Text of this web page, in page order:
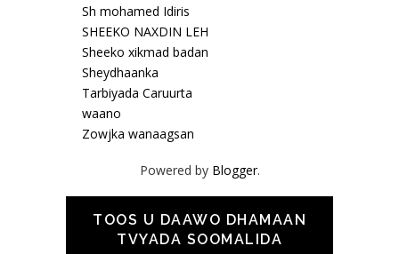
Sh mohamed Idiris
SHEEKO NAXDIN LEH
Sheeko xikmad badan
Sheydhaanka
Tarbiyada Caruurta
waano
Zowjka wanaagsan
Powered by Blogger.
TOOS U DAAWO DHAMAAN
TVYADA SOOMALIDA